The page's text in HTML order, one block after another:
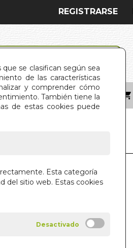
se clasifican según sea
de las características
y comprender cómo
También tiene la
de estas cookies puede
Esta categoría
del sitio web. Estas cookies
REGISTRARSE
CONTACTO
FOLGUEIRA